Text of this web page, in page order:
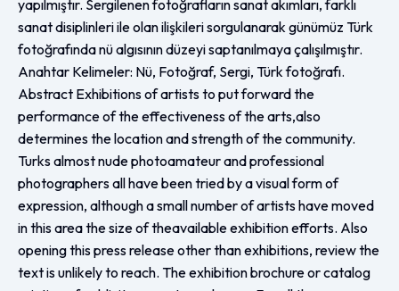
yapılmıştır. Sergilenen fotoğrafların sanat akımları, farklı
sanat disiplinleri ile olan ilişkileri sorgulanarak günümüz Türk
fotoğrafında nü algısının düzeyi saptanılmaya çalışılmıştır.
Anahtar Kelimeler: Nü, Fotoğraf, Sergi, Türk fotoğrafı.
Abstract Exhibitions of artists to put forward the
performance of the effectiveness of the arts,also
determines the location and strength of the community.
Turks almost nude photoamateur and professional
photographers all have been tried by a visual form of
expression, although a small number of artists have moved
in this area the size of theavailable exhibition efforts. Also
opening this press release other than exhibitions, review the
text is unlikely to reach. The exhibition brochure or catalog